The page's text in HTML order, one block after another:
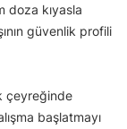
doza kıyasla
güvenlik profili
çeyreğinde
başlatmayı